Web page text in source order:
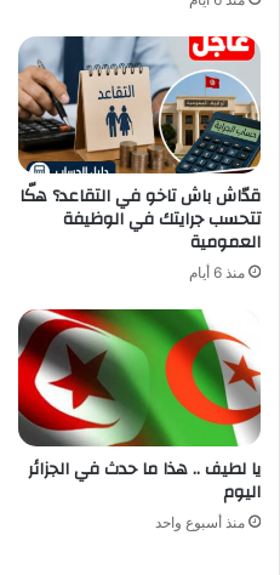
قدّاش باش تاخو في التقاعد؟ هكّا
تتحسب جرايتك في الوظيفة
العمومية
منذ 6 أيام
يا لطيف .. هذا ما حدث في الجزائر
اليوم
منذ أسبوع واحد